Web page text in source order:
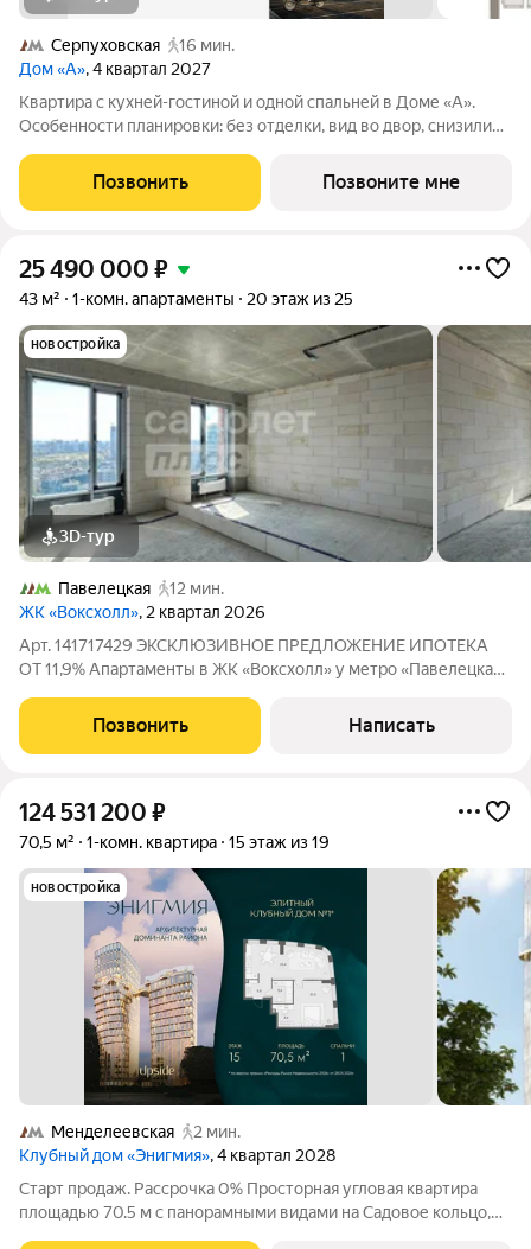
Серпуховская
16 мин.
Дом «А», 4 квартал 2027
Квартира с кухней-гостиной и одной спальней в Доме «А».
Особенности планировки: без отделки, вид во двор, снизили
застройщика Брусника располагается на границе с ЦАО, рядом
с метро Павелецкая. В
Позвонить Позвоните мне
25 490 000 ₽
43 м² 1-комн. апартаменты 20 этаж из 25
новостройка
3D-тур
Павелецкая
12 мин.
ЖК «Воксхолл», 2 квартал 2026
Арт. 141717429 ЭКСКЛЮЗИВНОЕ ПРЕДЛОЖЕНИЕ ИПОТЕКА
ОТ 11,9% Апартаменты в ЖК «Воксхолл» у метро «Павелецкая»
современного 25-этажного жилого комплекса. Панорамный
вид на Москву, потолки высотой 3,2 м и
Позвонить Написать
124 531 200 ₽
70,5 м² 1-комн. квартира 15 этаж из 19
новостройка
Менделеевская
2 мин.
Клубный дом «Энигмия», 4 квартал 2028
Старт продаж. Рассрочка 0% Просторная угловая квартира
площадью 70.5 м с панорамными видами на Садовое кольцо,